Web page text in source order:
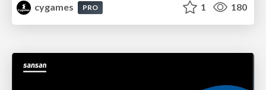
cygames
PRO 1 180